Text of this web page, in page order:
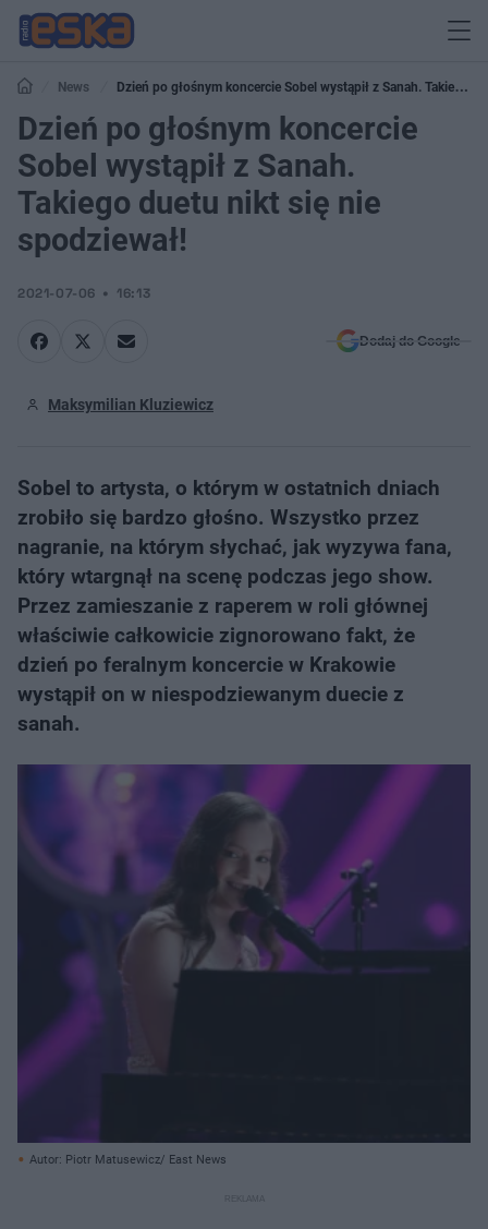
News
Dzień po głośnym koncercie Sobel wystąpił z Sanah. Takiego
duetu nikt się nie spodziewał!
Dzień po głośnym koncercie
Sobel wystąpił z Sanah.
Takiego duetu nikt się nie
spodziewał!
2021-07-06 16:13
Dodaj do Google
Maksymilian Kluziewicz
Sobel to artysta, o którym w ostatnich dniach
zrobiło się bardzo głośno. Wszystko przez
nagranie, na którym słychać, jak wyzywa fana,
który wtargnął na scenę podczas jego show.
Przez zamieszanie z raperem w roli głównej
właściwie całkowicie zignorowano fakt, że
dzień po feralnym koncercie w Krakowie
wystąpił on w niespodziewanym duecie z
sanah.
Autor: Piotr Matusewicz/ East News